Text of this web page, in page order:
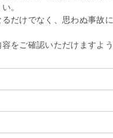
。
だけでなく、思わぬ事故に
をご確認いただけますよう